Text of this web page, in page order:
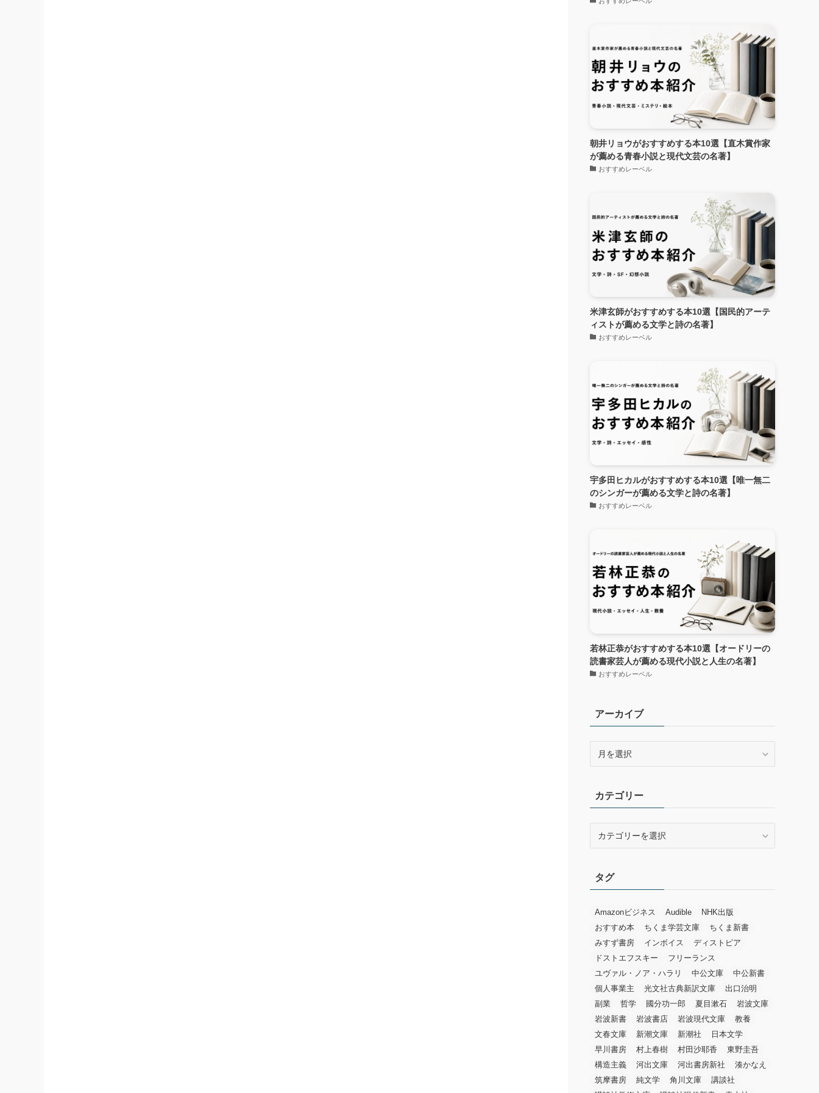
朝井リョウがおすすめする本10選【直木賞作家
が薦める青春小説と現代文芸の名著】
おすすめレーベル
米津玄師がおすすめする本10選【国民的アーテ
ィストが薦める文学と詩の名著】
おすすめレーベル
宇多田ヒカルがおすすめする本10選【唯一無二
のシンガーが薦める文学と詩の名著】
おすすめレーベル
若林正恭がおすすめする本10選【オードリーの
読書家芸人が薦める現代小説と人生の名著】
おすすめレーベル
アーカイブ
ブカテゴリー
ータグ
Amazonビジネス Audible
NHK出版
おすすめ本
ちくま学芸文庫
ちくま新書
みすず書房
インボイス
ディストピア
ドストエフスキー
フリーランス
ユヴァル・ノア・ハラリ
中公文庫
中公新書
個人事業主
光文社古典新訳文庫
出口治明
副業
哲学 國分功一郎 夏目漱石
岩波文庫
岩波新書
岩波書店 岩波現代文庫
教養
文春文庫
新潮文庫 新潮社
日本文学
早川書房
村上春樹 村田沙耶香
東野圭吾
構造主義
河出文庫 河出書房新社
湊かなえ
筑摩書房
純文学 角川文庫
講談社